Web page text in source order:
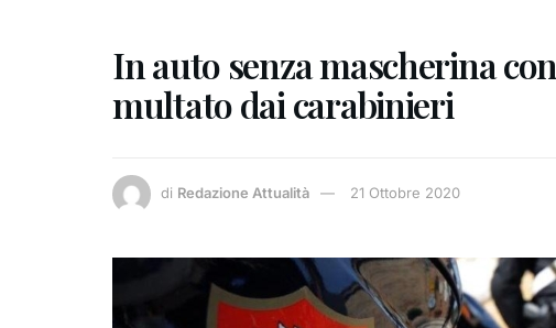
In auto senza mascherina
multato dai carabinieri
di Redazione Attualità 21 Ottobre 2020